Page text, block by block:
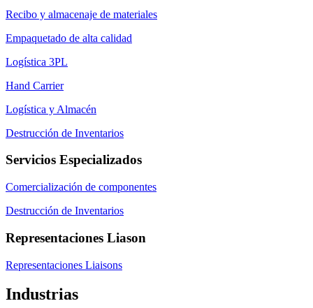
Recibo y almacenaje de materiales
Empaquetado de alta calidad
Logística 3PL
Hand Carrier
Logística y Almacén
Destrucción de Inventarios
Servicios Especializados
Comercialización de componentes
Destrucción de Inventarios
Representaciones Liason
Representaciones Liaisons
Industrias